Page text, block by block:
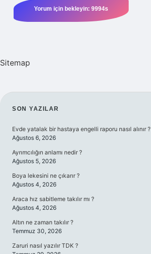
Sitemap
SIDEBAR
SON YAZILAR
Evde yatalak bir hastaya engelli raporu nasıl alınır ?
Ağustos 6, 2026
Ayrımcılığın anlamı nedir ?
Ağustos 5, 2026
Boya lekesini ne çıkarır ?
Ağustos 4, 2026
Araca hız sabitleme takılır mı ?
Ağustos 4, 2026
Altın ne zaman takılır ?
Temmuz 30, 2026
Zaruri nasıl yazılır TDK ?